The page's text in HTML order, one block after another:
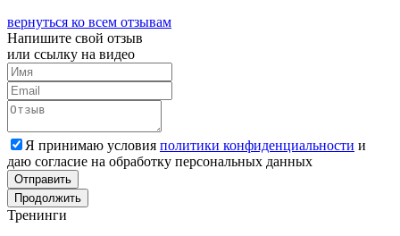
вернуться ко всем отзывам
Напишите свой отзыв
или ссылку на видео
Я принимаю условия политики конфиденциальности и
даю согласие на обработку персональных данных
Отправить
Продолжить
Тренинги